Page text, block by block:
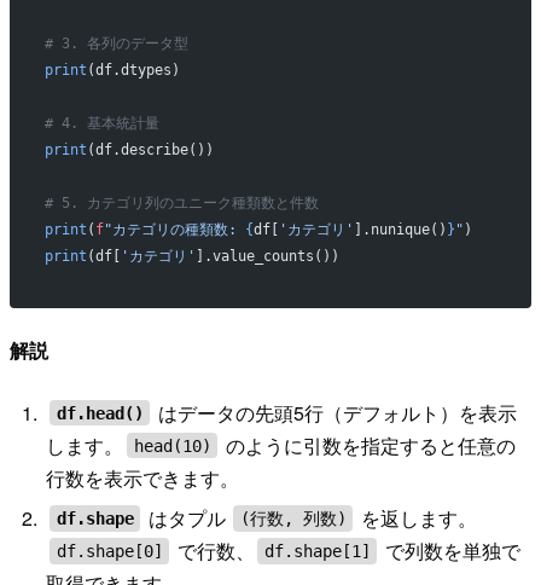
# 3. 各列のデータ型
print (df.dtypes)
# 4. 基本統計量
print (df.describe())
# 5. カテゴリ列のユニーク種類数と件数
print ( f"カテゴリの種類数: {df[ 'カテゴリ' ].nunique() } " )
print (df[ 'カテゴリ' ].value_counts())
解説
df.head()
はデータの先頭5行（デフォルト）を表示
します。
head(10)
のように引数を指定すると任意の
行数を表示できます。
df.shape はタプル (行数, 列数) を返します。
df.shape[0] で行数、 df.shape[1]
で列数を単独で